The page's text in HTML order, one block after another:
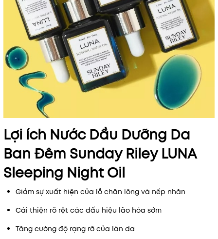
Lợi ích Nước Dầu Dưỡng Da
Ban Đêm Sunday Riley LUNA
Sleeping Night Oil
Giảm sự xuất hiện của lỗ chân lông và nếp nhăn
Cải thiện rõ rệt các dấu hiệu lão hóa sớm
Tăng cường độ rạng rỡ của làn da